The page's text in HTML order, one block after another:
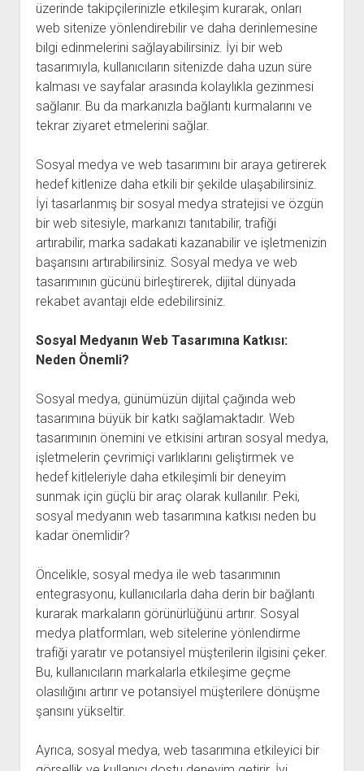
üzerinde takipçilerinizle etkileşim kurarak, onları
web sitenize yönlendirebilir ve daha derinlemesine
bilgi edinmelerini sağlayabilirsiniz. İyi bir web
tasarımıyla, kullanıcıların sitenizde daha uzun süre
kalması ve sayfalar arasında kolaylıkla gezinmesi
sağlanır. Bu da markanızla bağlantı kurmalarını ve
tekrar ziyaret etmelerini sağlar.
Sosyal medya ve web tasarımını bir araya getirerek
hedef kitlenize daha etkili bir şekilde ulaşabilirsiniz.
İyi tasarlanmış bir sosyal medya stratejisi ve özgün
bir web sitesiyle, markanızı tanıtabilir, trafiği
artırabilir, marka sadakati kazanabilir ve işletmenizin
başarısını artırabilirsiniz. Sosyal medya ve web
tasarımının gücünü birleştirerek, dijital dünyada
rekabet avantajı elde edebilirsiniz.
Sosyal Medyanın Web Tasarımına Katkısı:
Neden Önemli?
Sosyal medya, günümüzün dijital çağında web
tasarımına büyük bir katkı sağlamaktadır. Web
tasarımının önemini ve etkisini artıran sosyal medya,
işletmelerin çevrimiçi varlıklarını geliştirmek ve
hedef kitleleriyle daha etkileşimli bir deneyim
sunmak için güçlü bir araç olarak kullanılır. Peki,
sosyal medyanın web tasarımına katkısı neden bu
kadar önemlidir?
Öncelikle, sosyal medya ile web tasarımının
entegrasyonu, kullanıcılarla daha derin bir bağlantı
kurarak markaların görünürlüğünü artırır. Sosyal
medya platformları, web sitelerine yönlendirme
trafiği yaratır ve potansiyel müşterilerin ilgisini çeker.
Bu, kullanıcıların markalarla etkileşime geçme
olasılığını artırır ve potansiyel müşterilere dönüşme
şansını yükseltir.
Ayrıca, sosyal medya, web tasarımına etkileyici bir